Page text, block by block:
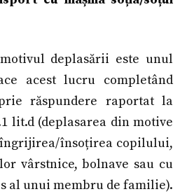
deplasării este unul
acest lucru completând
răspundere raportat la
lit.d (deplasarea din motive
însoțirea copilului,
vârstnice, bolnave sau cu
al unui membru de familie).